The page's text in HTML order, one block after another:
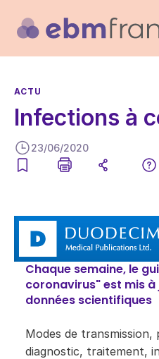
contenu
principal
ACTU
Infections à
23/06/2020
Image
Chaque semaine, le
coronavirus" est mis
données scientifiques
​Mo​​des de
diagnostic, traitement,